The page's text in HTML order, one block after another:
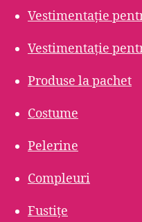
Vestimentație
Vestimentație
Produse la pachet
Costume
Pelerine
Compleuri
Fustițe